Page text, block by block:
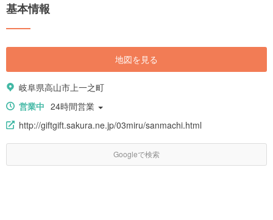
感じながら、レジャーを楽しみ、美味しいご当地グルメを味わい、豊かな
す。
基本情報
地図を見る
岐阜県高山市上一之町
営業中 24時間営業
http://giftgift.sakura.ne.jp/03miru/sanmachi.html
Googleで検索